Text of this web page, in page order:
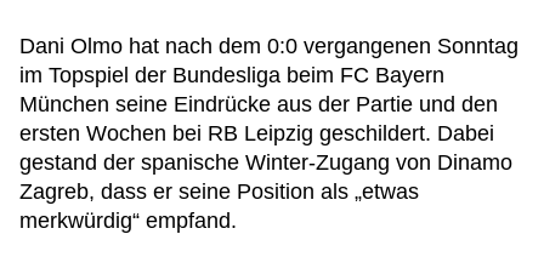
Dani Olmo hat nach dem 0:0 vergangenen Sonntag
im Topspiel der Bundesliga beim FC Bayern
München seine Eindrücke aus der Partie und den
ersten Wochen bei RB Leipzig geschildert. Dabei
gestand der spanische Winter-Zugang von Dinamo
Zagreb, dass er seine Position als „etwas
merkwürdig“ empfand.